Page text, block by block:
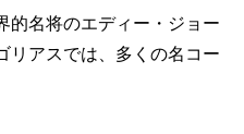
名将のエディー・ジョー
リアスでは、多くの名コー